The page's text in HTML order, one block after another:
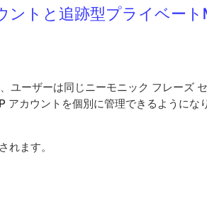
ントと追跡型プライベート
ユーザーは同じニーモニック フレーズ
カウントを個別に管理できるようにな
れます。